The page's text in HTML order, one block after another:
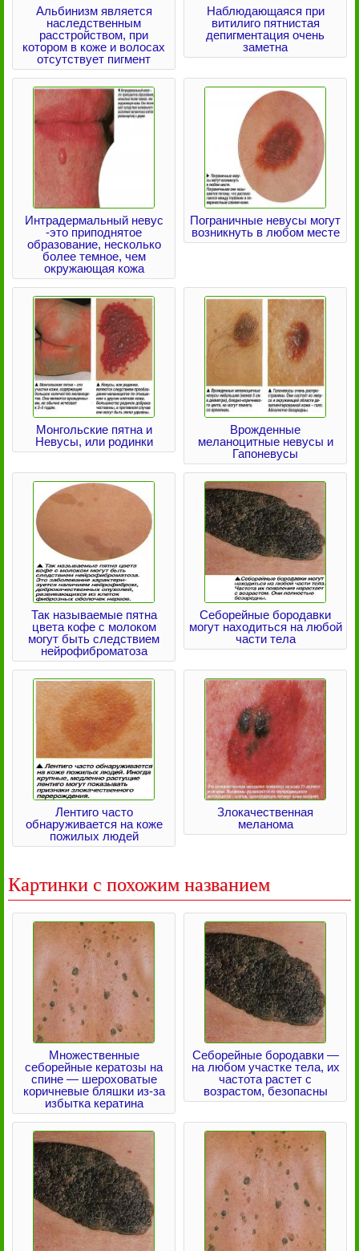
Альбинизм является
наследственным
расстройством, при
котором в коже и волосах
отсутствует пигмент
Наблюдающаяся при
витилиго пятнистая
депигментация очень
заметна
Интрадермальный невус
-это приподнятое
образование, несколько
более темное, чем
окружающая кожа
Пограничные невусы могут
возникнуть в любом месте
Монгольские пятна и
Невусы, или родинки
Врожденные
меланоцитные невусы и
Гапоневусы
Так называемые пятна
цвета кофе с молоком
могут быть следствием
нейрофиброматоза
Себорейные бородавки
могут находиться на любой
части тела
Лентиго часто
обнаруживается на коже
пожилых людей
Злокачественная
меланома
Картинки с похожим названием
Множественные
себорейные кератозы на
спине — шероховатые
коричневые бляшки из-за
избытка кератина
Себорейные бородавки —
на любом участке тела, их
частота растет с
возрастом, безопасны